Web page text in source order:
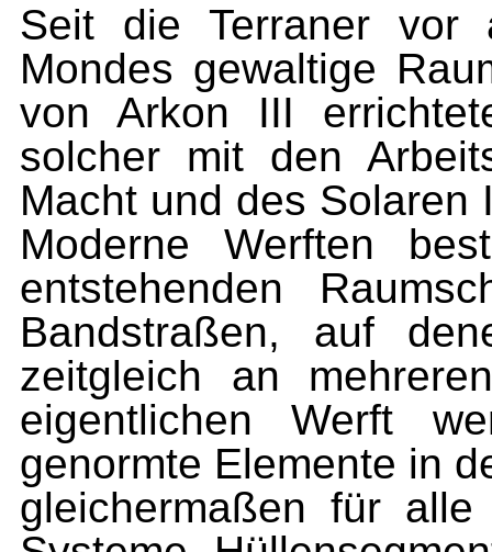
Seit die Terraner vor
Mondes gewaltige
von Arkon III
solcher mit den
Macht und des Solaren
Moderne Werften
entstehenden
Bandstraßen, auf
zeitgleich an
eigentlichen Werft
genormte Elemente in
gleichermaßen für